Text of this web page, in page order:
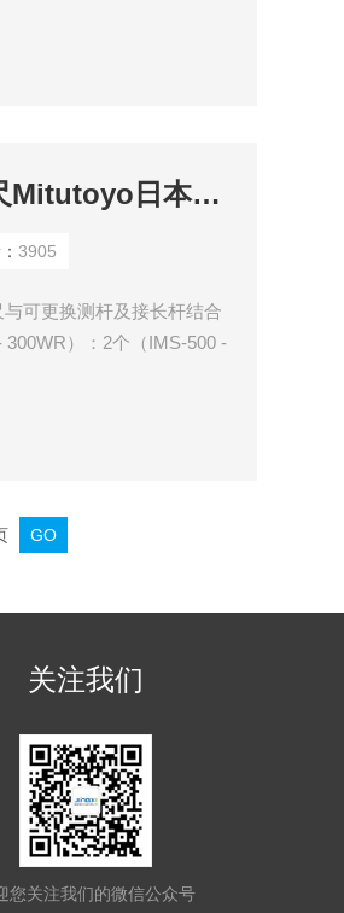
141系列IMS可更换测杆型内径千分尺Mitutoyo日本三丰
3905
可更换测杆及接长杆结合
）：2个（IMS-500 -
）
关注我们
您关注我们的微信公众号